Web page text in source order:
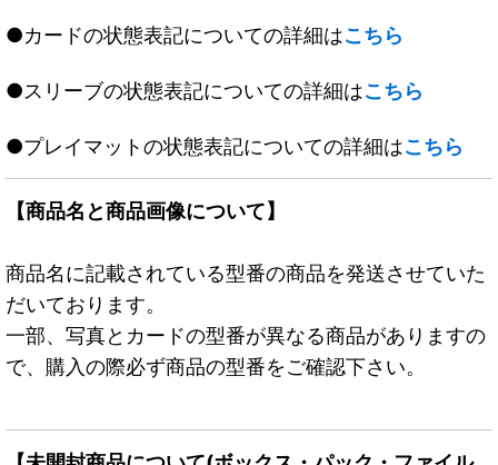
●カードの状態表記についての詳細はこちら
●スリーブの状態表記についての詳細はこちら
●プレイマットの状態表記についての詳細はこちら
【商品名と商品画像について】
商品名に記載されている型番の商品を発送させていた
だいております。
一部、写真とカードの型番が異なる商品がありますの
で、購入の際必ず商品の型番をご確認下さい。